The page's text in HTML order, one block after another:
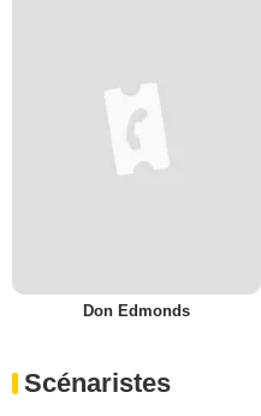
Don Edmonds
Scénaristes